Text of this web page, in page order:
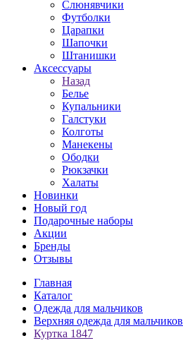
Слюнявчики
Футболки
Царапки
Шапочки
Штанишки
Аксессуары
Назад
Белье
Купальники
Галстуки
Колготы
Манекены
Ободки
Рюкзачки
Халаты
Новинки
Новый год
Подарочные наборы
Акции
Бренды
Отзывы
Главная
Каталог
Одежда для мальчиков
Верхняя одежда для мальчиков
Куртка 1847